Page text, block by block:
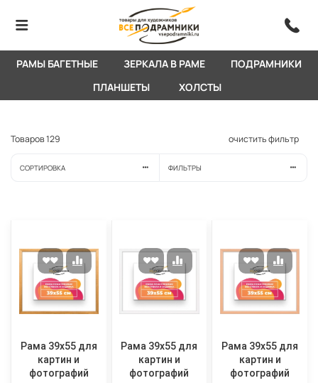
РАМЫ БАГЕТНЫЕ ЗЕРКАЛА В РАМЕ
ПОДРАМНИКИ
ПЛАНШЕТЫ
ХОЛСТЫ
Товаров129 очистить фильтр
СОРТИРОВКА ФИЛЬТРЫ
Рама 39x55 для
картин и
фотографий
Рама 39x55 для
картин и
фотографий
Рама 39x55 для
картин и
фотографий